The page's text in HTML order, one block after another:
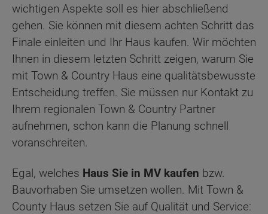
wichtigen Aspekte soll es hier abschließend
gehen. Sie können mit diesem achten Schritt das
Finale einleiten und Ihr Haus kaufen. Wir möchten
Ihnen in diesem letzten Schritt zeigen, warum Sie
mit Town & Country Haus eine qualitätsbewusste
Entscheidung treffen. Sie müssen nur Kontakt zu
Ihrem regionalen Town & Country Partner
aufnehmen, schon kann die Planung schnell
voranschreiten.
Egal, welches Haus Sie in MV kaufen bzw.
Bauvorhaben Sie umsetzen wollen. Mit Town &
County Haus setzen Sie auf Qualität und Service: